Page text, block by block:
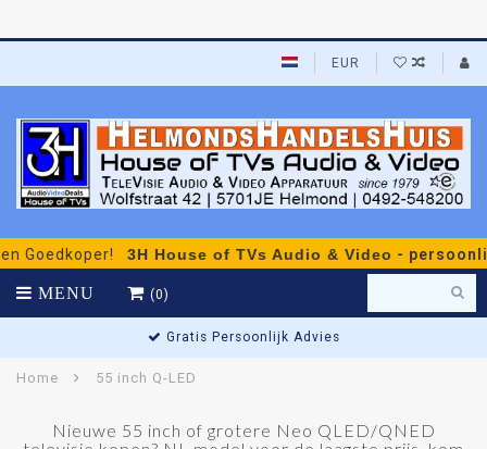
EUR
3H House of TVs Audio & Video - persoonlijk
MENU (0)
Gratis Persoonlijk Advies
Home 55 inch Q-LED
Nieuwe 55 inch of grotere Neo QLED/QNED